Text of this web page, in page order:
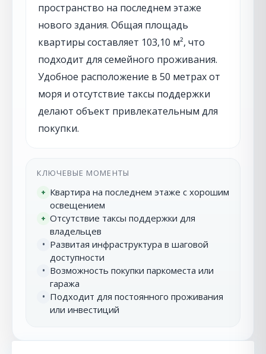
пространство на последнем этаже
нового здания. Общая площадь
квартиры составляет 103,10 м², что
подходит для семейного проживания.
Удобное расположение в 50 метрах от
моря и отсутствие таксы поддержки
делают объект привлекательным для
покупки.
КЛЮЧЕВЫЕ МОМЕНТЫ
+ Квартира на последнем этаже с хорошим
освещением
+ Отсутствие таксы поддержки для
владельцев
• Развитая инфраструктура в шаговой
доступности
• Возможность покупки паркоместа или
гаража
• Подходит для постоянного проживания
или инвестиций